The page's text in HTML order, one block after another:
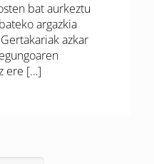
bat aurkeztu
argazkia
azkar
ere […]